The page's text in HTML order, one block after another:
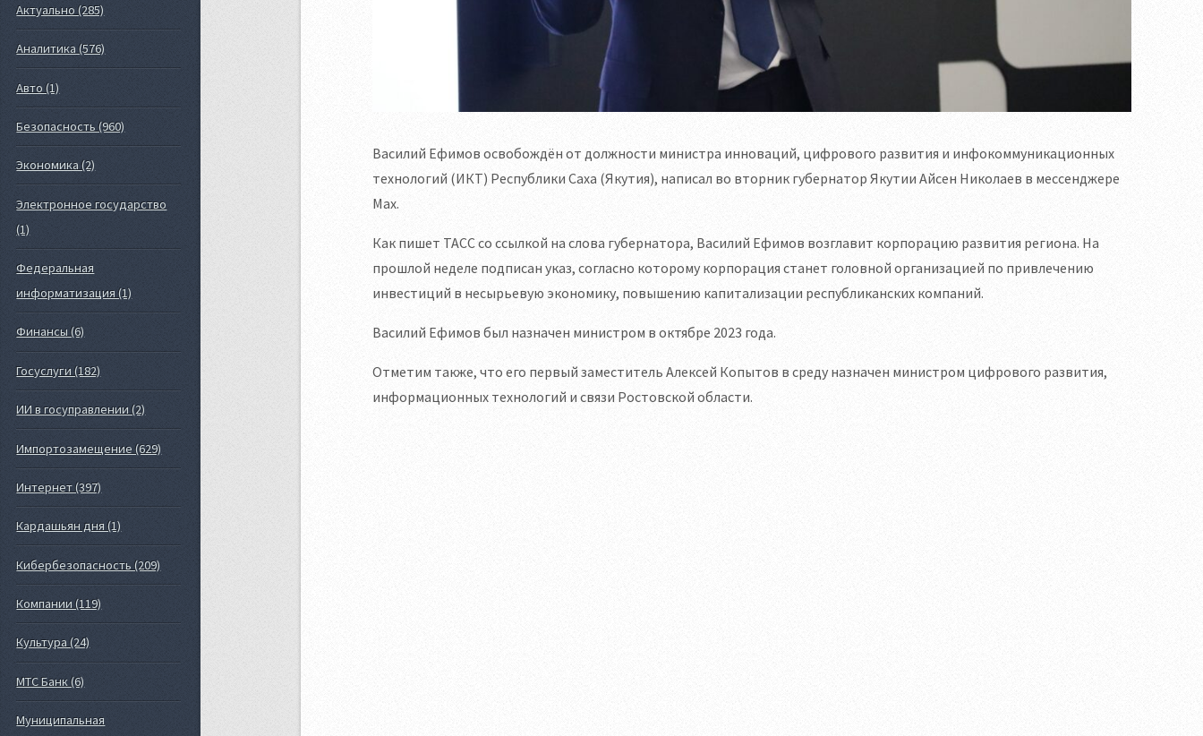
Актуально (285)
Аналитика (576)
Авто (1)
Безопасность (960)
Экономика (2)
Электронное государство
(1)
Федеральная
информатизация (1)
Финансы (6)
Госуслуги (182)
ИИ в госуправлении (2)
Импортозамещение (629)
Интернет (397)
Кардашьян дня (1)
Кибербезопасность (209)
Компании (119)
Культура (24)
МТС Банк (6)
Муниципальная
Василий Ефимов освобождён от должности министра инноваций, цифрового развития и инфокоммуникационных
технологий (ИКТ) Республики Саха (Якутия), написал во вторник губернатор Якутии Айсен Николаев в мессенджере
Max.
Как пишет ТАСС со ссылкой на слова губернатора, Василий Ефимов возглавит корпорацию развития региона. На
прошлой неделе подписан указ, согласно которому корпорация станет головной организацией по привлечению
инвестиций в несырьевую экономику, повышению капитализации республиканских компаний.
Василий Ефимов был назначен министром в октябре 2023 года.
Отметим также, что его первый заместитель Алексей Копытов в среду назначен министром цифрового развития,
информационных технологий и связи Ростовской области.